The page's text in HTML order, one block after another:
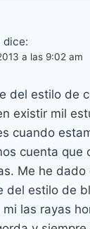
dice:
a las 9:02 am
del estilo de
existir mil
cuando
cuenta que
Me he dado
del estilo de
las rayas